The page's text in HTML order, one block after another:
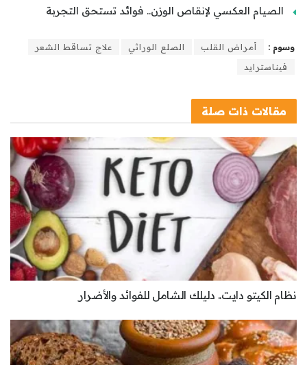
الصيام العكسي لإنقاص الوزن.. فوائد تستحق التجربة
وسوم : أمراض القلب الصلع الوراثي
علاج تساقط الشعر
فيناسترايد
مقالات ذات صلة
نظام الكيتو دايت.. دليلك الشامل للفوائد والأضرار